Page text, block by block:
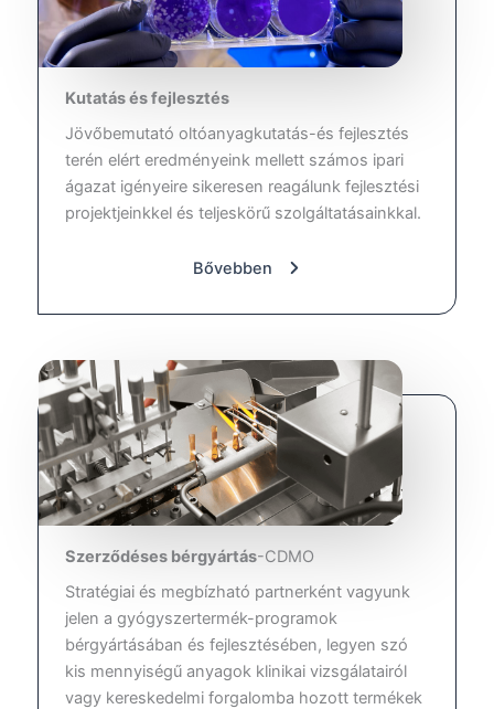
Kutatás és fejlesztés
Jövőbemutató oltóanyagkutatás-és fejlesztés
terén elért eredményeink mellett számos ipari
ágazat igényeire sikeresen reagálunk fejlesztési
projektjeinkkel és teljeskörű szolgáltatásainkkal.
Bővebben
Szerződéses bérgyártás-CDMO
Stratégiai és megbízható partnerként vagyunk
jelen a gyógyszertermék-programok
bérgyártásában és fejlesztésében, legyen szó
kis mennyiségű anyagok klinikai vizsgálatairól
vagy kereskedelmi forgalomba hozott termékek